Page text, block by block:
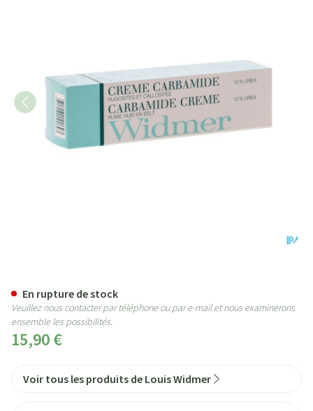
15,90 €
En rupture de stock
Veuillez nous contacter par téléphone ou par e-mail et nous examinerons
ensemble les possibilités.
Voir tous les produits de Louis Widmer